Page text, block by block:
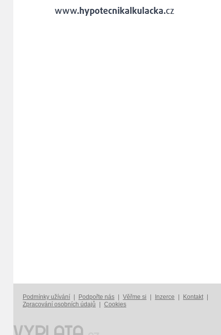
Podmínky užívání Podpořte nás Věřme si Inzerce Kontakt
Zpracování osobních údajů
Cookies